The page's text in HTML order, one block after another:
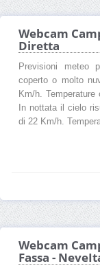
Webcam
Diretta
Previsioni meteo
coperto o molto
Km/h. Temperature
In nottata il cielo
di 22 Km/h.
Webcam
Fassa -